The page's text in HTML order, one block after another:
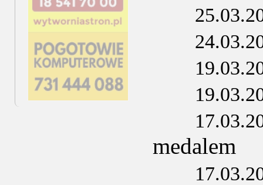
medalem